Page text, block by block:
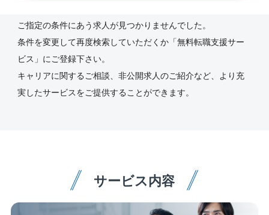
ご指定の条件にあう求人が見つかりませんでした。
条件を変更して再度検索していただくか「無料転職支援サー
ビス」にご登録下さい。
キャリアに関するご相談、非公開求人のご紹介など、より充
実したサービスをご提供することができます。
サービス内容